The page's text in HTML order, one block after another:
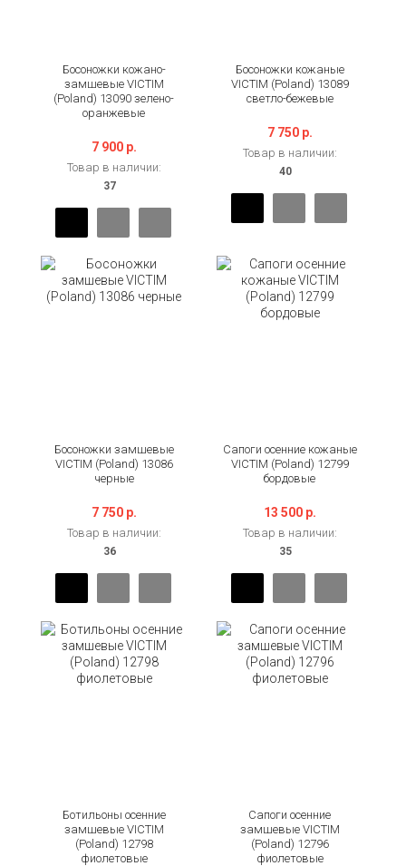
Босоножки кожано-
замшевые VICTIM
(Poland) 13090 зелено-
оранжевые
7 900 р.
Товар в наличии:
Босоножки кожаные
VICTIM (Poland) 13089
светло-бежевые
7 750 р.
Товар в наличии:
Босоножки замшевые
VICTIM (Poland) 13086
черные
7 750 р.
Товар в наличии:
Сапоги осенние кожаные
VICTIM (Poland) 12799
бордовые
13 500 р.
Товар в наличии:
Ботильоны осенние
замшевые VICTIM
(Poland) 12798
фиолетовые
Сапоги осенние
замшевые VICTIM
(Poland) 12796
фиолетовые